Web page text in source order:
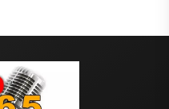
restos de decenas de
durante la
Guerra Mundial.